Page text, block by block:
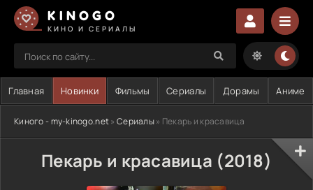
KINOGO
КИНО И СЕРИАЛЫ
Главная Новинки Фильмы Сериалы Дорамы Аниме
Киного - my-kinogo.net»Сериалы» Пекарь и красавица
Пекарь и красавица (2018)